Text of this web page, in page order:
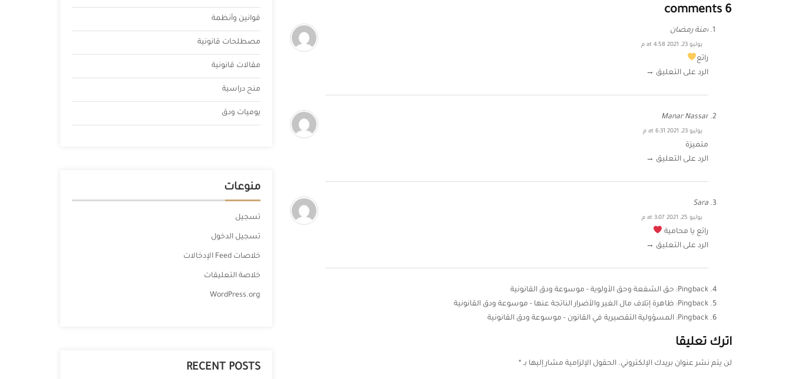
6 comments
أمنة رمضان
يوليو 23, 2021 at 4:58 م
رائع
الرد على التعليق →
Manar Nassar
يوليو 23, 2021 at 6:31 م
متميزة
الرد على التعليق →
Sara
يوليو 25, 2021 at 3:07 م
رائع يا محامية
الرد على التعليق →
Pingback: حق الشفعة وحق الأولوية - موسوعة ودق القانونية
Pingback: ظاهرة إتلاف مال الغير والأضرار الناتجة عنها - موسوعة ودق القانونية
Pingback: المسؤولية التقصيرية في القانون - موسوعة ودق القانونية
اترك تعليقا
لن يتم نشر عنوان بريدك الإلكتروني. الحقول الإلزامية مشار إليها بـ *
قوانين وأنظمة
مصطلحات قانونية
مقالات قانونية
منح دراسية
يوميات ودق
منوعات
تسجيل
تسجيل الدخول
خلاصات Feed الإدخالات
خلاصة التعليقات
WordPress.org
RECENT POSTS